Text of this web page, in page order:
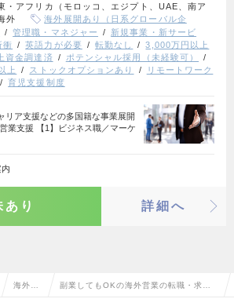
・アフリカ（モロッコ、エジプト、UAE、南ア
外
海外展開あり（日系グローバル企
管理職・マネジャー
新規事業・新サービ
衝 英語力が必要 転勤なし
3,000万円以上
資金調達済
ポテンシャル採用（未経験可）
上 ストックオプションあり
リモートワーク
育児支援制度
リア支援などの多国籍な事業展開
業支援 【1】ビジネス職／マーケ
あり 詳細へ
海外営 副業してもOKの海外営業の転職・求人